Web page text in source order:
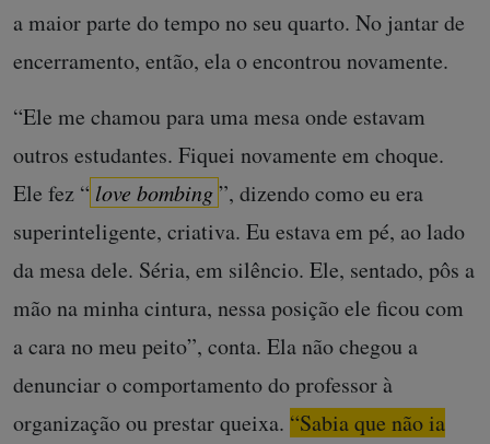
a maior parte do tempo no seu quarto. No jantar de
encerramento, então, ela o encontrou novamente.
“Ele me chamou para uma mesa onde estavam
outros estudantes. Fiquei novamente em choque.
Ele fez “ love bombing”, dizendo como eu era
superinteligente, criativa. Eu estava em pé, ao lado
da mesa dele. Séria, em silêncio. Ele, sentado, pôs a
mão na minha cintura, nessa posição ele ficou com
a cara no meu peito”, conta. Ela não chegou a
denunciar o comportamento do professor à
organização ou prestar queixa. “Sabia que não ia